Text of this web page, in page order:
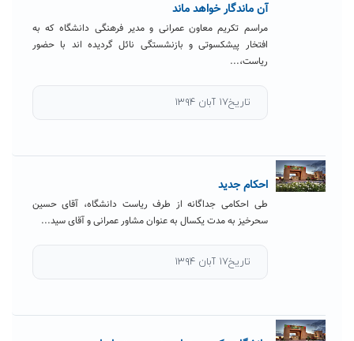
آن ماندگار خواهد ماند
مراسم تکریم معاون عمرانی و مدیر فرهنگی دانشگاه که به
افتخار پیشکسوتی و بازنشستگی نائل گردیده اند با حضور
ریاست،...
تاریخ۱۷ آبان ۱۳۹۴
احکام جدید
طی احکامی جداگانه از طرف ریاست دانشگاه، آقای حسین
سحرخیز به مدت یکسال به عنوان مشاور عمرانی و آقای سید...
تاریخ۱۷ آبان ۱۳۹۴